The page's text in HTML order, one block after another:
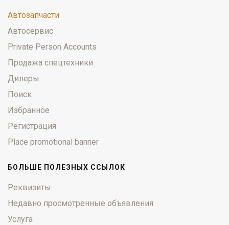
Автозапчасти
Автосервис
Private Person Accounts
Продажа спецтехники
Дилеры
Поиск
Избранное
Регистрация
Place promotional banner
БОЛЬШЕ ПОЛЕЗНЫХ ССЫЛОК
Реквизиты
Недавно просмотренные объявления
Услуга